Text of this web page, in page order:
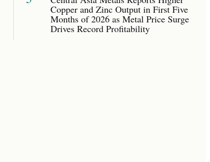
Copper and Zinc Output in First Five
Months of 2026 as Metal Price Surge
Drives Record Profitability